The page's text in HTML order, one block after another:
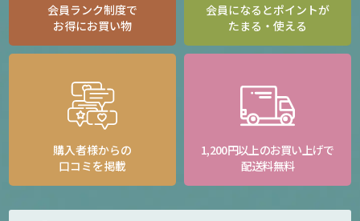
会員ランク制度で
お得にお買い物
会員になるとポイントが
たまる・使える
購入者様からの
口コミを掲載
1,200円以上のお買い上げで
配送料無料